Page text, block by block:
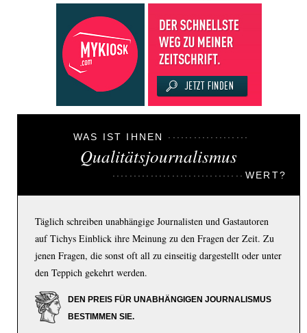
WAS IST IHNEN
Qualitätsjournalismus
WERT?
Täglich schreiben unabhängige Journalisten und Gastautoren
auf Tichys Einblick ihre Meinung zu den Fragen der Zeit. Zu
jenen Fragen, die sonst oft all zu einseitig dargestellt oder unter
den Teppich gekehrt werden.
DEN PREIS FÜR UNABHÄNGIGEN JOURNALISMUS
BESTIMMEN SIE.